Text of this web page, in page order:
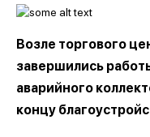
Возле торгового
завершились
аварийного
концу